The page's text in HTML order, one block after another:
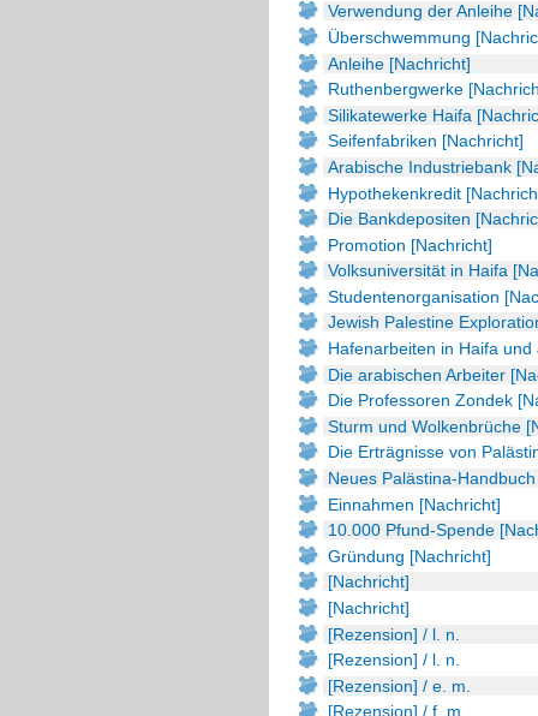
Verwendung der Anleihe
Überschwemmung
Anleihe [Nachricht]
Ruthenbergwerke
Silikatewerke Haifa
Seifenfabriken [Nachricht]
Arabische Industriebank
Hypothekenkredit
Die Bankdepositen
Promotion [Nachricht]
Volksuniversität in Haifa
Studentenorganisation
Jewish Palestine
Hafenarbeiten in Haifa
Die arabischen Arbeiter
Die Professoren Zondek
Sturm und Wolkenbrüche
Die Erträgnisse von
Neues Palästina-
Einnahmen [Nachricht]
10.000 Pfund-Spende
Gründung [Nachricht]
[Nachricht]
[Nachricht]
[Rezension] / l. n.
[Rezension] / l. n.
[Rezension] / e. m.
[Rezension] / f. m.